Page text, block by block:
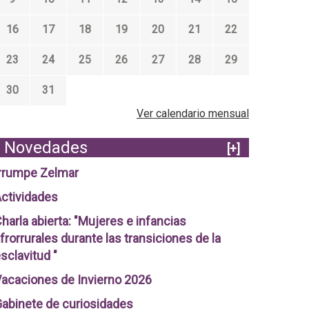
16 17 18 19 20 21 22
23 24 25 26 27 28 29
30
31
Ver calendario mensual
Novedades
[+]
Zelmar
abierta: "Mujeres e infancias
durante las transiciones de la
"
de Invierno 2026
de curiosidades